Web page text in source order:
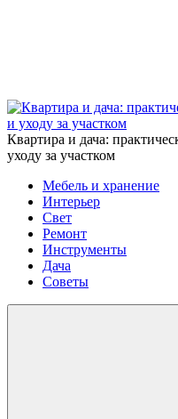
Квартира и дача:
уходу за участком
Мебель и хранение
Интерьер
Свет
Ремонт
Инструменты
Дача
Советы